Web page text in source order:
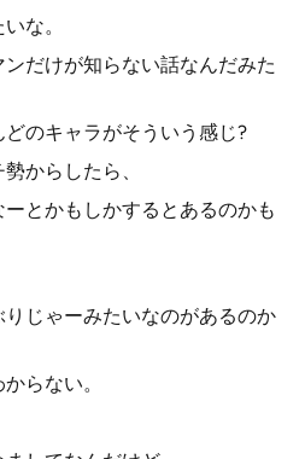
な。
だけが知らない話なんだみた
のキャラがそういう感じ?
からしたら、
とかもしかするとあるのかも
じゃーみたいなのがあるのか
らない。